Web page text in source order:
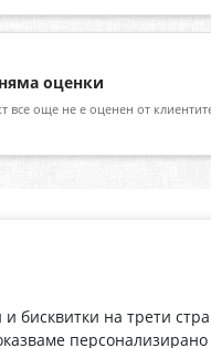
оценки
все още не е оценен от
бисквитки на трети